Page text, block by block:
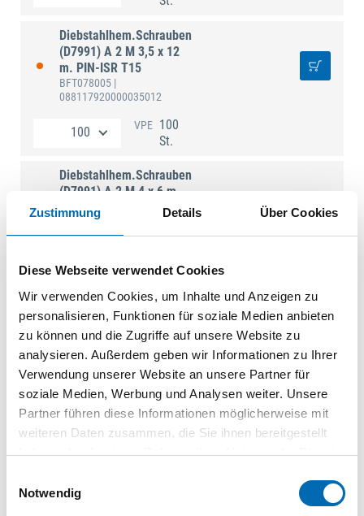
Zustimmung Details Über Cookies
Diese Webseite verwendet Cookies
Wir verwenden Cookies, um Inhalte und Anzeigen zu
personalisieren, Funktionen für soziale Medien anbieten
zu können und die Zugriffe auf unsere Website zu
analysieren. Außerdem geben wir Informationen zu Ihrer
Verwendung unserer Website an unsere Partner für
soziale Medien, Werbung und Analysen weiter. Unsere
Partner führen diese Informationen möglicherweise mit
weiteren Daten zusammen, die Sie ihnen bereitgestellt
haben oder die sie im Rahmen Ihrer Nutzung der Dienste
Notwendig
Diebstahlhem.Schrauben
(D7991) A 2 M 3,5 x 12
m. PIN-ISR T15
BFT078005 |
088117920000035012
VPE 100
St.
Diebstahlhem.Schrauben
(D7991) A 2 M 4 x 6 m.
PIN-ISR T20
BFT078006
088117920000040006
VPE 100
Diebstahlhem.Schrauben
(D7991) A 2 M 4 x 8 m.
PIN-ISR T20
BFT078007|
088117920000040008
100
St.
Diebstahlhem.Schrauben
PIN-ISR T20
BFT078008